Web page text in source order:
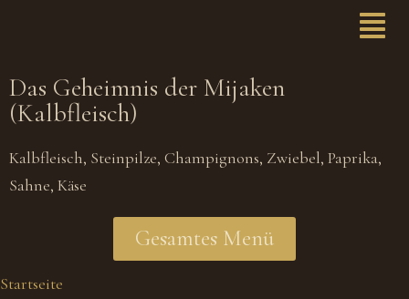
Das Geheimnis der Mijaken
(Kalbfleisch)
Kalbfleisch, Steinpilze, Champignons, Zwiebel, Paprika,
Sahne, Käse
Gesamtes Menü
Startseite